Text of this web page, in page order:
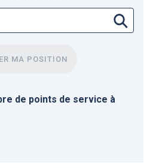
LANCER
LA
MA POSITION
de points de service à